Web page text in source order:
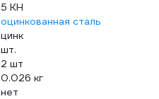
5 КН
оцинкованная сталь
цинк
шт.
2 шт
0.026 кг
нет